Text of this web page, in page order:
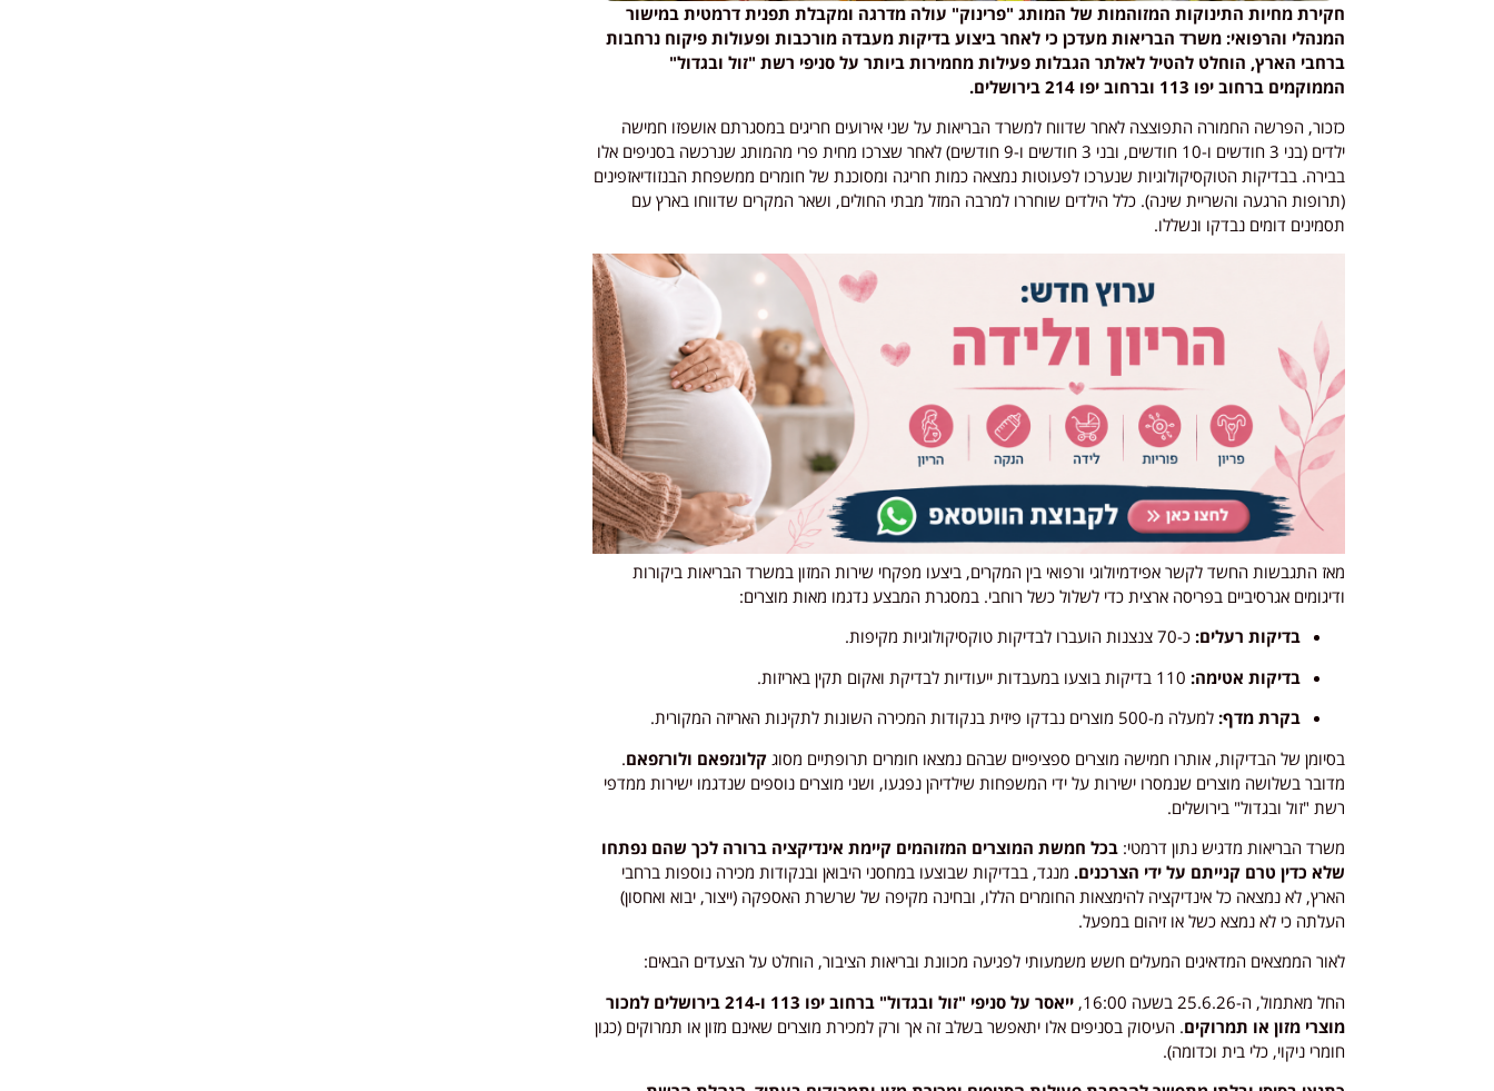
חקירת מחיות התינוקות המזוהמות של המותג "פרינוק" עולה מדרגה ומקבלת תפנית דרמטית במישור
המנהלי והרפואי: משרד הבריאות מעדכן כי לאחר ביצוע בדיקות מעבדה מורכבות ופעולות פיקוח נרחבות
ברחבי הארץ, הוחלט להטיל לאלתר הגבלות פעילות מחמירות ביותר על סניפי רשת "זול ובגדול"
הממוקמים ברחוב יפו 113 וברחוב יפו 214 בירושלים.
כזכור, הפרשה החמורה התפוצצה לאחר שדווח למשרד הבריאות על שני אירועים חריגים במסגרתם אושפזו חמישה
ילדים (בני 3 חודשים ו-10 חודשים, ובני 3 חודשים ו-9 חודשים) לאחר שצרכו מחית פרי מהמותג שנרכשה בסניפים אלו
בבירה. בבדיקות הטוקסיקולוגיות שנערכו לפעוטות נמצאה כמות חריגה ומסוכנת של חומרים ממשפחת הבנזודיאזפינים
(תרופות הרגעה והשריית שינה). כלל הילדים שוחררו למרבה המזל מבתי החולים, ושאר המקרים שדווחו בארץ עם
תסמינים דומים נבדקו ונשללו.
מאז התגבשות החשד לקשר אפידמיולוגי ורפואי בין המקרים, ביצעו מפקחי שירות המזון במשרד הבריאות ביקורות
ודיגומים אגרסיביים בפריסה ארצית כדי לשלול כשל רוחבי. במסגרת המבצע נדגמו מאות מוצרים:
בדיקות רעלים: כ-70 צנצנות הועברו לבדיקות טוקסיקולוגיות מקיפות.
בדיקות אטימה:
בקרת מדף: למעלה מ-500 מוצרים נבדקו פיזית בנקודות המכירה השונות לתקינות האריזה המקורית.
בסיומן של הבדיקות, אותרו חמישה מוצרים ספציפיים שבהם נמצאו חומרים תרופתיים מסוגקלונזפאם ולורזפאם.
מדובר בשלושה מוצרים שנמסרו ישירות על ידי המשפחות שילדיהן נפגעו, ושני מוצרים נוספים שנדגמו ישירות ממדפי
רשת "זול ובגדול" בירושלים.
משרד הבריאות מדגיש נתון דרמטי:בכל חמשת המוצרים המזוהמים קיימת אינדיקציה ברורה לכך שהם נפתחו
שלא כדין טרם קנייתם על ידי הצרכנים. מנגד, בבדיקות שבוצעו במחסני היבואן ובנקודות מכירה נוספות ברחבי
הארץ, לא נמצאה כל אינדיקציה להימצאות החומרים הללו, ובחינה מקיפה של שרשרת האספקה (ייצור, יבוא ואחסון)
העלתה כי לא נמצא כשל או זיהום במפעל.
לאור הממצאים המדאיגים המעלים חשש משמעותי לפגיעה מכוונת ובריאות הציבור, הוחלט על הצעדים הבאים:
החל מאתמול, ה-25.6.26 בשעה 16:00,
ייאסר על סניפי "זול ובגדול" ברחוב יפו 113 ו-214 בירושלים למכור
מוצרי מזון או תמרוקים. העיסוק בסניפים אלו יתאפשר בשלב זה אך ורק למכירת מוצרים שאינם מזון או תמרוקים (כגון
חומרי ניקוי, כלי בית וכדומה).